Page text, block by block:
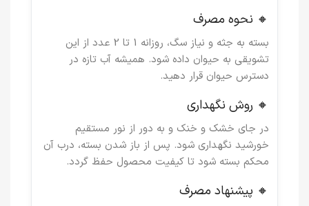
🔸 نحوه مصرف
بسته به جثه و نیاز سگ، روزانه 1 تا 2 عدد از این
تشویقی به حیوان داده شود. همیشه آب تازه در
دسترس حیوان قرار دهید.
🔸 روش نگهداری
در جای خشک و خنک و به دور از نور مستقیم
خورشید نگهداری شود. پس از باز شدن بسته، درب آن
محکم بسته شود تا کیفیت محصول حفظ گردد.
🔸 پیشنهاد مصرف